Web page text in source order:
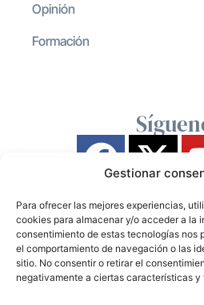
Gestionar
Para ofrecer las mejores experiencias,
cookies para almacenar y/o acceder a la
consentimiento de estas tecnologías nos
el comportamiento de navegación o las
sitio. No consentir o retirar el
negativamente a ciertas características y
Opinión
Formación